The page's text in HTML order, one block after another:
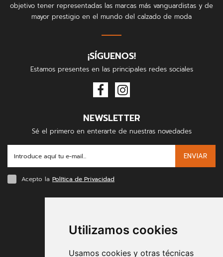
Utilizamos cookies
Usamos cookies y otras técnicas
objetivo tener representadas las marcas más vanguardistas y de
mayor prestigio en el mundo del calzado de moda
¡SÍGUENOS!
Estamos presentes en las principales redes sociales
NEWSLETTER
Sé el primero en enterarte de nuestras novedades
ENVIAR
Acepto la Política de Privacidad